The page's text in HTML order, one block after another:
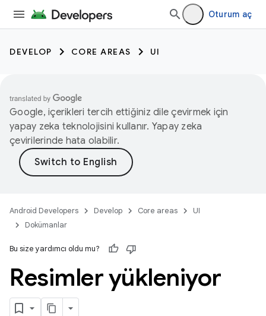
Oturum aç
DEVELOP CORE AREAS UI
Google, içerikleri tercih ettiğiniz dile çevirmek için
yapay zeka teknolojisini kullanır. Yapay zeka
çevirilerinde hata olabilir.
Android Developers Develop Core areas
UI
Dokümanlar
Bu size yardımcı oldu mu?
Resimler yükleniyor